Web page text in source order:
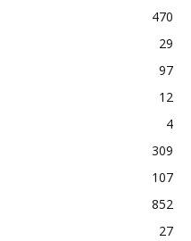
470
29
97
12
4
309
107
852
27